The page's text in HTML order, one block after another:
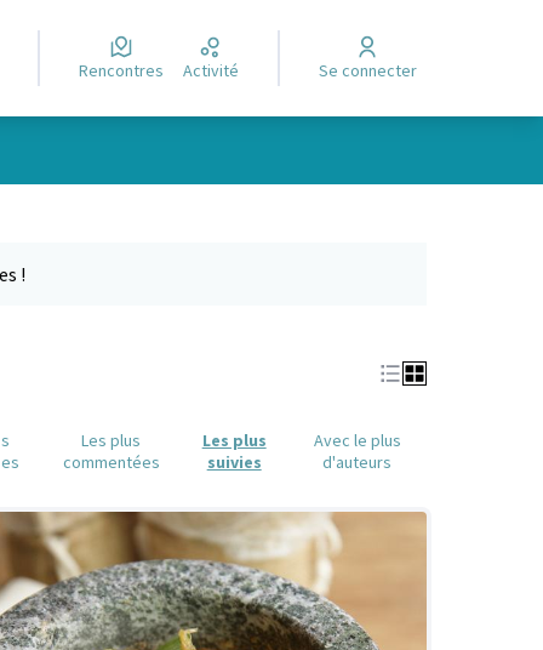
Rencontres Activité Se connecter
!
Les plus
commentées
Les plus
suivies
Avec le plus
d'auteurs